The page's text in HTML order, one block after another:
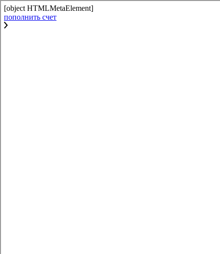
[object HTMLMetaElement]
пополнить счет